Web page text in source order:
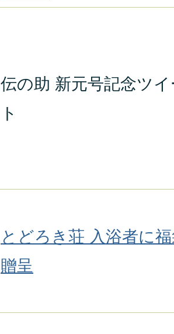
伝の助 新元号記念ツ
ト
とどろき荘 入浴者に
贈呈